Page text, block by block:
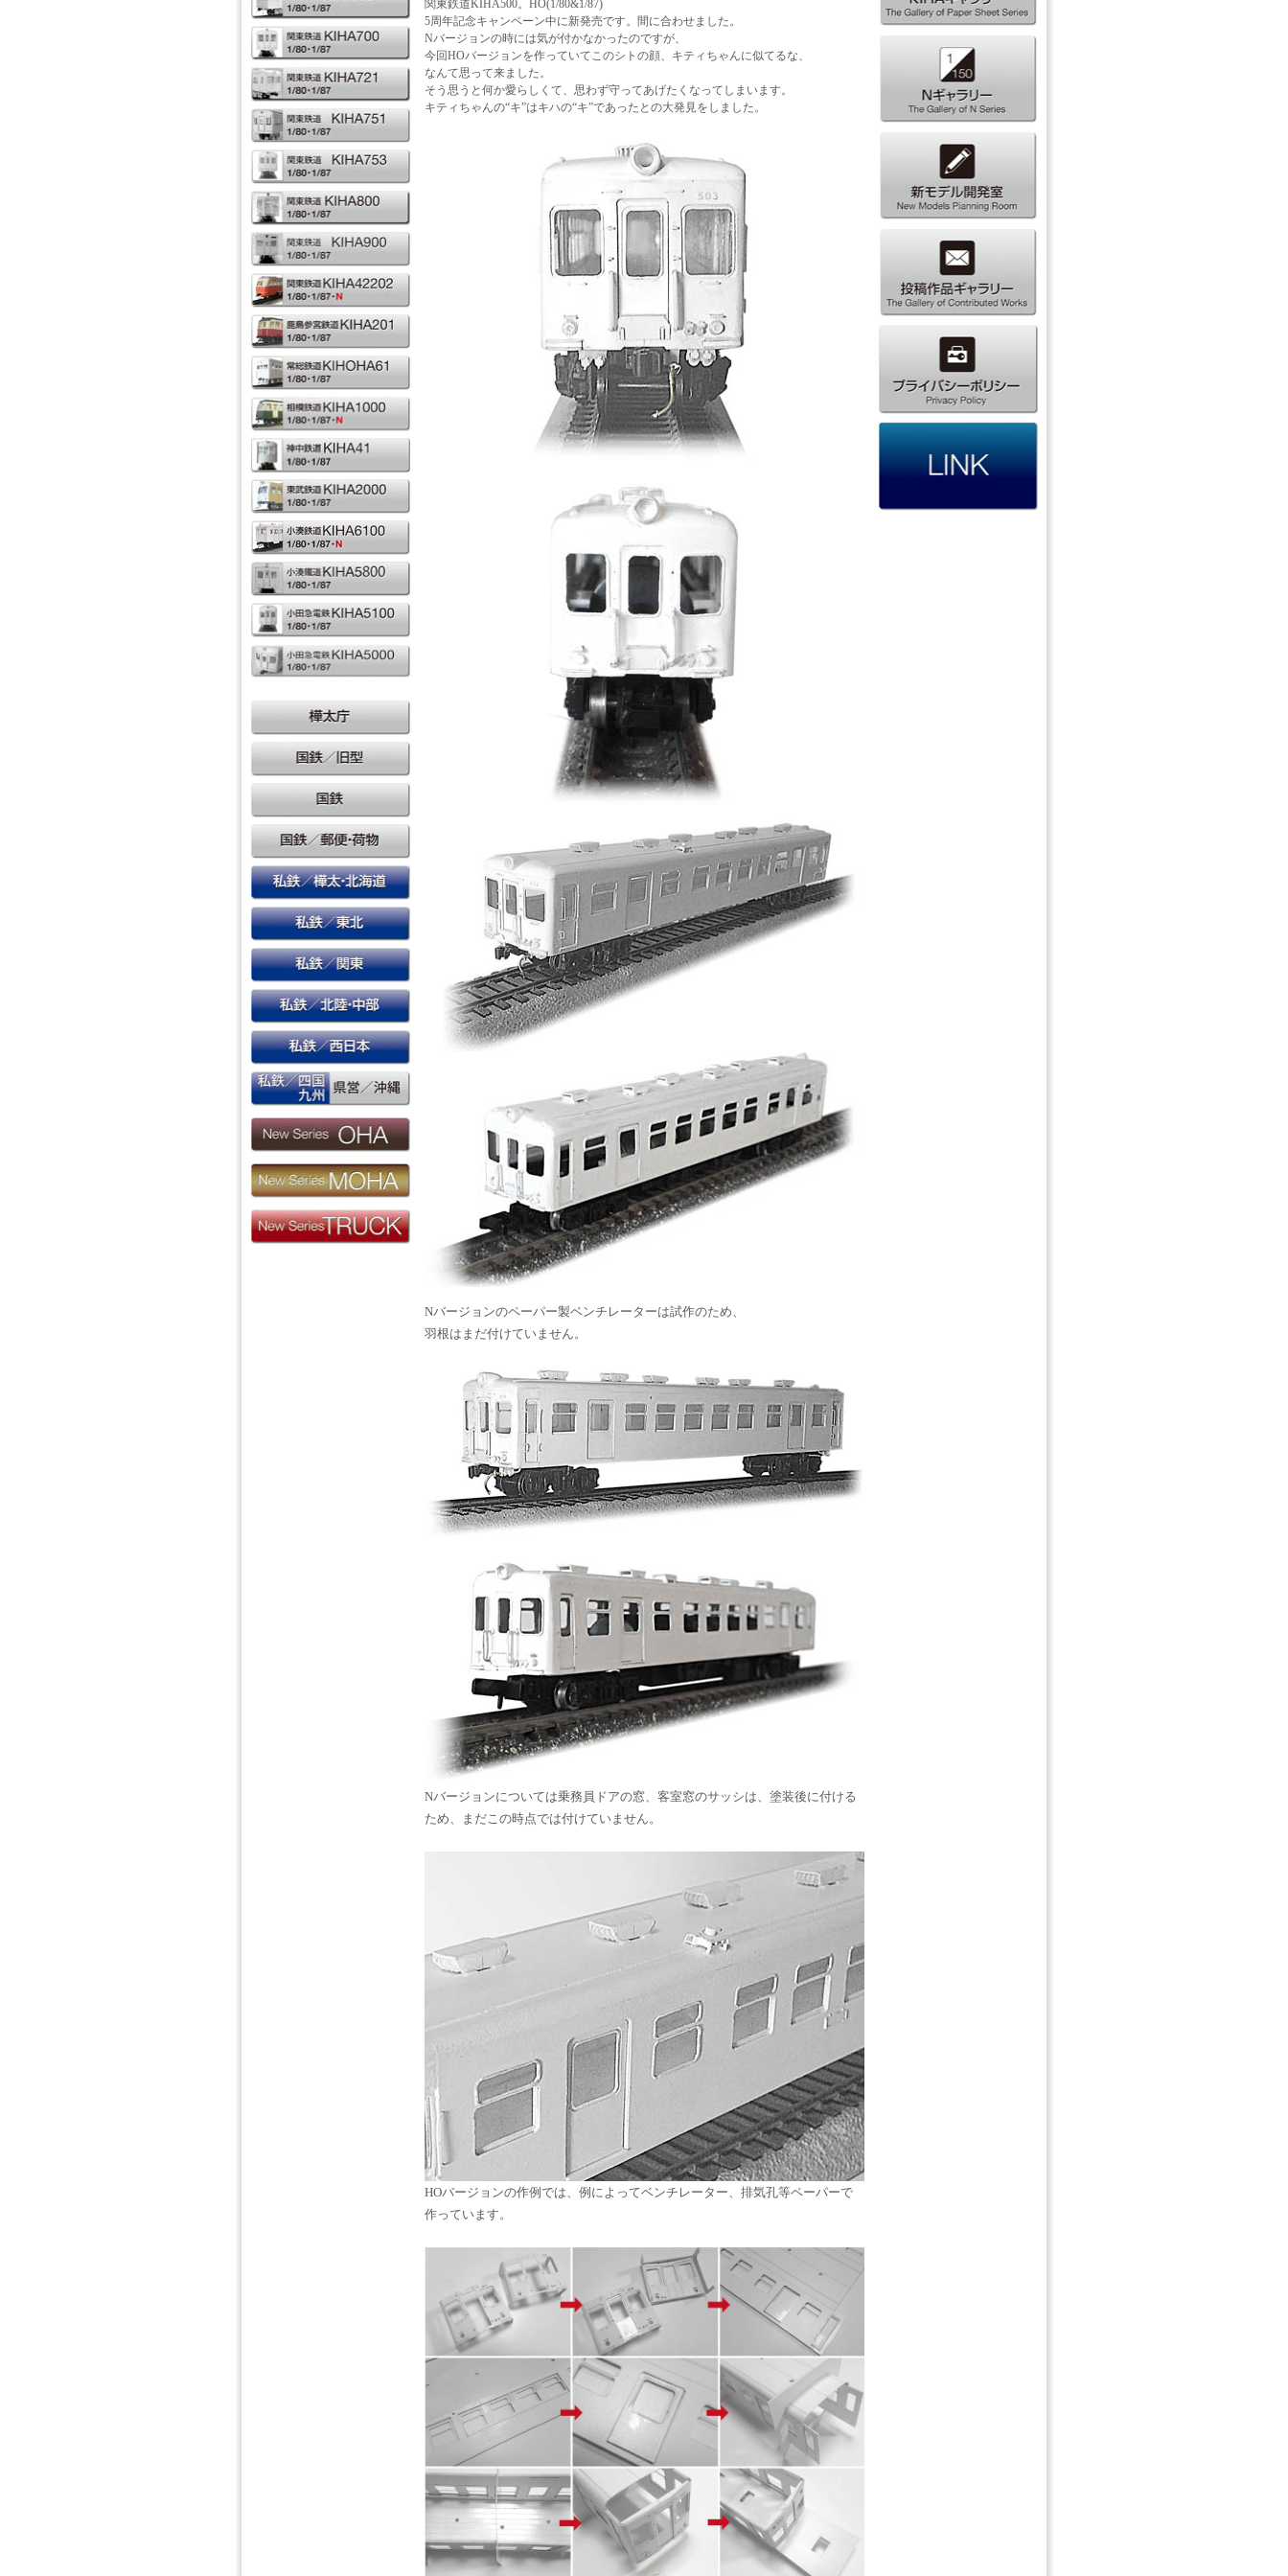
関東鉄道KIHA500。HO(1/80&1/87)
5周年記念キャンペーン中に新発売です。間に合わせました。
Nバージョンの時には気が付かなかったのですが、
今回HOバージョンを作っていてこのシトの顔、キティちゃんに似てるな、
なんて思って来ました。
そう思うと何か愛らしくて、思わず守ってあげたくなってしまいます。
キティちゃんの“キ”はキハの“キ”であったとの大発見をしました。
Nバージョンのペーパー製ベンチレーターは試作のため、
羽根はまだ付けていません。
Nバージョンについては乗務員ドアの窓、客室窓のサッシは、塗装後に付ける
ため、まだこの時点では付けていません。
HOバージョンの作例では、例によってベンチレーター、排気孔等ペーパーで
作っています。